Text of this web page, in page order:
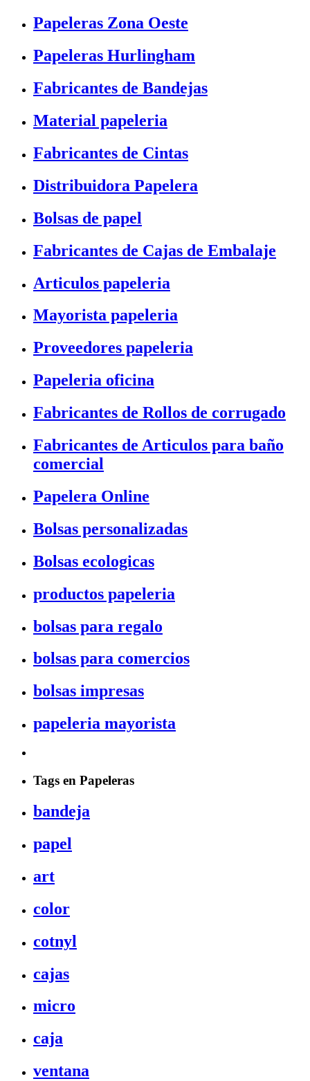
Papeleras Zona Oeste
Papeleras Hurlingham
Fabricantes de Bandejas
Material papeleria
Fabricantes de Cintas
Distribuidora Papelera
Bolsas de papel
Fabricantes de Cajas de Embalaje
Articulos papeleria
Mayorista papeleria
Proveedores papeleria
Papeleria oficina
Fabricantes de Rollos de corrugado
Fabricantes de Articulos para baño
comercial
Papelera Online
Bolsas personalizadas
Bolsas ecologicas
productos papeleria
bolsas para regalo
bolsas para comercios
bolsas impresas
papeleria mayorista
Tags en Papeleras
bandeja
papel
art
color
cotnyl
cajas
micro
caja
ventana